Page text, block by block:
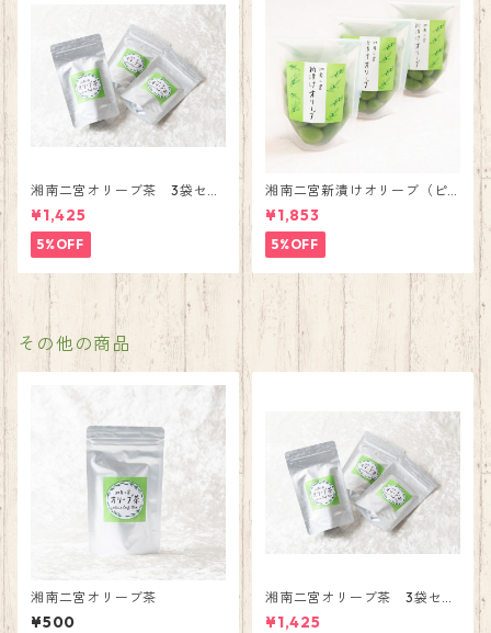
湘南二宮オリーブ茶 3袋セッ
ト
¥1,425
5%OFF
湘南二宮新漬けオリーブ（ピ
クアル）・3袋セット
¥1,853
5%OFF
その他の商品
湘南二宮オリーブ茶
¥500
湘南二宮オリーブ茶 3袋セッ
ト
¥1,425